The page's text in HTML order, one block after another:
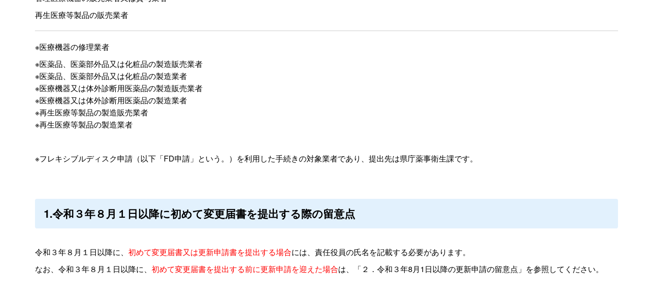
再生医療等製品の販売業者
※医療機器の修理業者
※医薬品、医薬部外品又は化粧品の製造販売業者
※医薬品、医薬部外品又は化粧品の製造業者
※医療機器又は体外診断用医薬品の製造販売業者
※医療機器又は体外診断用医薬品の製造業者
※再生医療等製品の製造販売業者
※再生医療等製品の製造業者
※フレキシブルディスク申請（以下「FD申請」という。）を利用した手続きの対象業者であり、提出先は県庁薬事衛生課です。
1.令和３年８月１日以降に初めて変更届書を提出する際の留意点
令和３年８月１日以降に、 初めて変更届書又は更新申請書を提出する場合には、責任役員の氏名を記載する必要があります。
なお、令和３年８月１日以降に、 初めて変更届書を提出する前に更新申請を迎えた場合は、「２．令和３年8月1日以降の更新申請の留意点」を参照してください。